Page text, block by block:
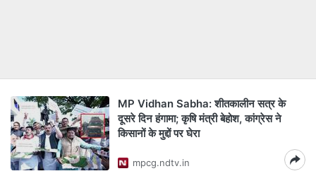
MP Vidhan Sabha: शीतकालीन सत्र के
दूसरे दिन हंगामा; कृषि मंत्री बेहोश, कांग्रेस ने
किसानों के मुद्दों पर घेरा
mpcg.ndtv.in